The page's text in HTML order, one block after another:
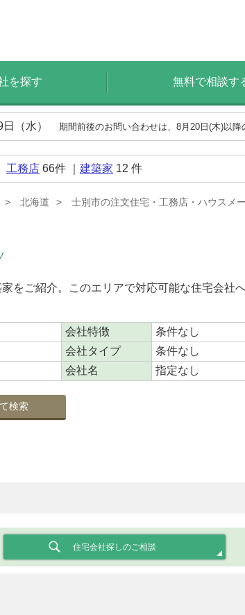
を探す 無料で相談す
日（水） 期間前後のお問い合わせは、8月20日(木)以降
工務店 66件 ｜ 建築家 12 件
北海道 士別市の注文住宅・工務店・ハウスメ
をご紹介。このエリアで対応可能な住宅会社
会社特徴
条件なし
会社タイプ
条件なし
会社名 指定なし
検索
住宅会社探しのご相談